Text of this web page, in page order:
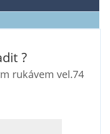
?
rukávem vel.74